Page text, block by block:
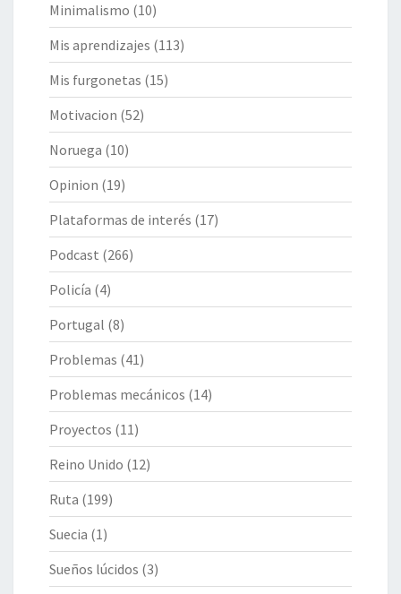
Minimalismo (10)
Mis aprendizajes (113)
Mis furgonetas (15)
Motivacion (52)
Noruega (10)
Opinion (19)
Plataformas de interés (17)
Podcast (266)
Policía (4)
Portugal (8)
Problemas (41)
Problemas mecánicos (14)
Proyectos (11)
Reino Unido (12)
Ruta (199)
Suecia (1)
Sueños lúcidos (3)